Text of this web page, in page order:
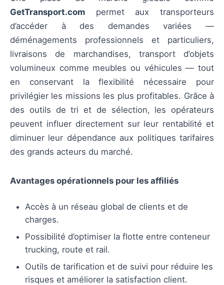
GetTransport.com permet aux transporteurs
d’accéder à des demandes variées —
déménagements professionnels et particuliers,
livraisons de marchandises, transport d’objets
volumineux comme meubles ou véhicules — tout
en conservant la flexibilité nécessaire pour
privilégier les missions les plus profitables. Grâce à
des outils de tri et de sélection, les opérateurs
peuvent influer directement sur leur rentabilité et
diminuer leur dépendance aux politiques tarifaires
des grands acteurs du marché.
Avantages opérationnels pour les affiliés
Accès à un réseau global de clients et de
charges.
Possibilité d’optimiser la flotte entre conteneur
trucking, route et rail.
Outils de tarification et de suivi pour réduire les
risques et améliorer la satisfaction client.